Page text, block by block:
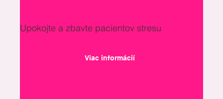
Upokojte a zbavte pacientov stresu
Viac informácií